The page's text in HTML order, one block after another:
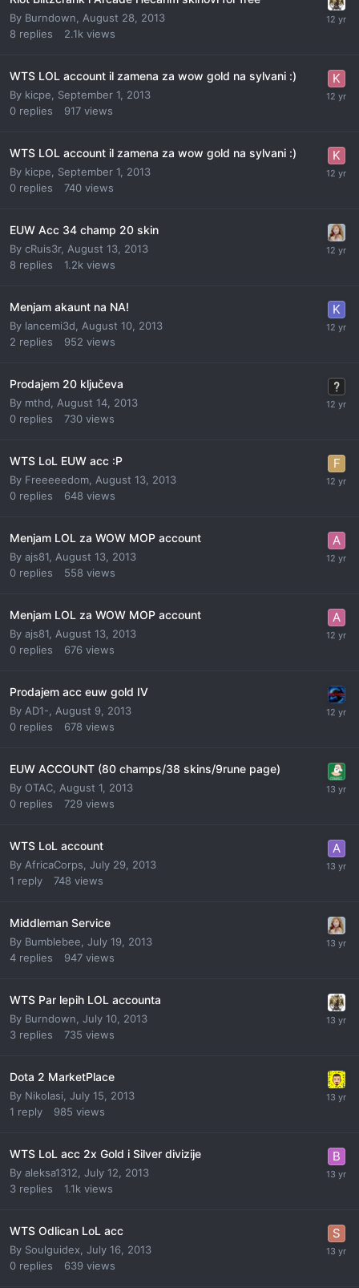
By Burndown
August 28, 2013
8 replies 2.1k views
WTS LOL account il zamena za wow gold na sylvani :)
By kicpe
September 1, 2013
0 replies 917 views
WTS LOL account il zamena za wow gold na sylvani :)
By kicpe
September 1, 2013
0 replies 740 views
EUW Acc 34 champ 20 skin
By cRuis3r, August 13, 2013
8 replies 1.2k views
Menjam akaunt na NA!
By lancemi3d
August 10, 2013
2 replies 952 views
Prodajem 20 ključeva
By mthd
August 14, 2013
0 replies 730 views
WTS LoL EUW acc :P
By Freeeeedom August 13, 2013
0 replies 648 views
Menjam LOL za WOW MOP account
By ajs81 August 13, 2013
0 replies 558 views
Menjam LOL za WOW MOP account
By ajs81 August 13, 2013
0 replies 676 views
Prodajem acc euw gold IV
By AD1-
August 9, 2013
0 replies 678 views
EUW ACCOUNT (80 champs/38 skins/9rune page)
By OTAC August 1, 2013
0 replies 729 views
WTS LoL account
By AfricaCorps July 29, 2013
1 reply 748 views
Middleman Service
By Bumblebee July 19, 2013
4 replies 947 views
WTS Par lepih LOL accounta
By Burndown July 10, 2013
3 replies 735 views
Dota 2 MarketPlace
By Nikolasi July 15, 2013
1 reply 985 views
WTS LoL acc 2x Gold i Silver divizije
By aleksa1312 July 12, 2013
3 replies 1.1k views
WTS Odlican LoL acc
By Soulguidex July 16, 2013
0 replies 639 views